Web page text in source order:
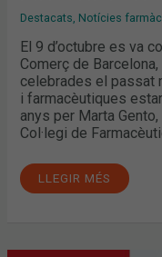
Destacats, Notícies
El 9 d’octubre es va
Comerç de
celebrades el passat
i farmacèutiques
anys per Marta
Col·legi de
LLEGIR MÉS